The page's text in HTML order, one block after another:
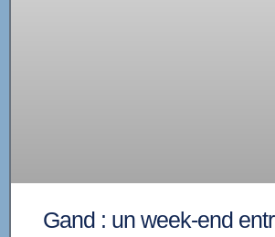
Gand : un week-end